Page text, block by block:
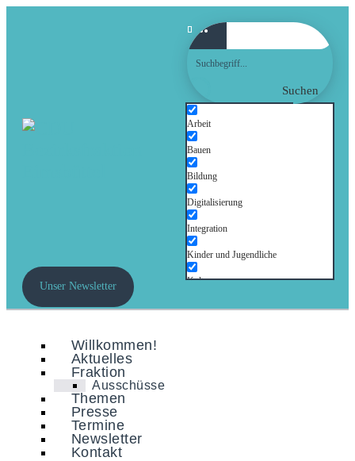
Suchen
Arbeit
Bauen
Bildung
Digitalisierung
Integration
Kinder und Jugendliche
Kultur
Mobilität
Unser Newsletter
Willkommen!
Aktuelles
Fraktion
Ausschüsse
Themen
Presse
Termine
Newsletter
Kontakt